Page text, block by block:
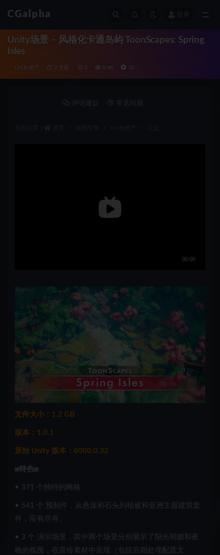
CGalpha
Unity场景 – 风格化卡通岛屿 ToonScapes: Spring
Isles
Unity资产 2 月前 0 8.4K 50
评论建议 常见问题
文件大小：1.2 GB
版本：1.0.1
原始 Unity 版本：6000.0.32
◙特色◙
• 371 个独特的网格
• 541 个 预制件
，从悬崖和石头到植被和亚洲主题建筑套
件，应有尽有。
• 3 个 演示场景 ，其中两个场景分别展示了 阳光明媚 和 夜
晚的 氛围，在宣传素材中呈现（包括后期处理配置文